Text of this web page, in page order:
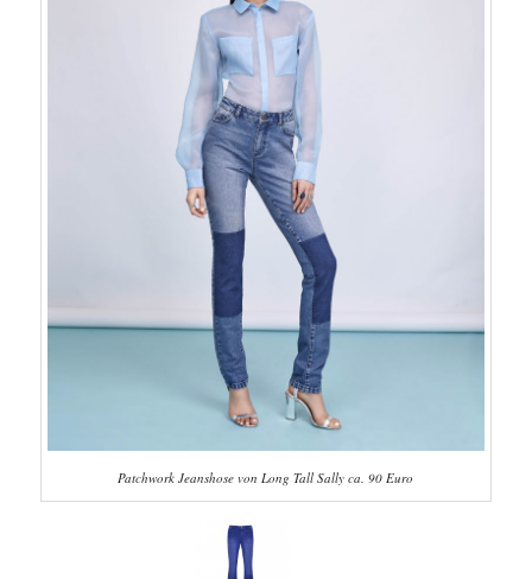
Patchwork Jeanshose von Long Tall Sally ca. 90 Euro